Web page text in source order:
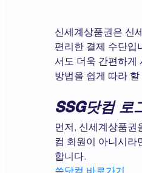
신세계상품권은 신
편리한 결제 수단입
서도 더욱 간편하게
방법을 쉽게 따라
SSG닷컴 로
먼저, 신세계상품권
컴 회원이 아니시라
합니다.
쓱닷컴 바로가기